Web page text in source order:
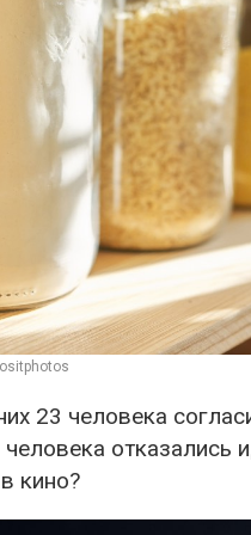
23 человека
отказались
кино?